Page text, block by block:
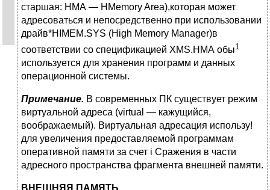
старшая: НМА — НMemory Area),которая может
адресоваться и непосредственно при использовании
драйв*HIMEM.SYS (High Memory Manager)в
соответствии со спецификацией XMS.НМА обы1
используется для хранения программ и данных
операционной системы.
Примечание. В современных ПК существует режим
виртуальной адреса (virtual — кажущийся,
воображаемый). Виртуальная адресация использу!
для увеличения предоставляемой программам
оперативной памяти за счет i Сражения в части
адресного пространства фрагмента внешней памяти.